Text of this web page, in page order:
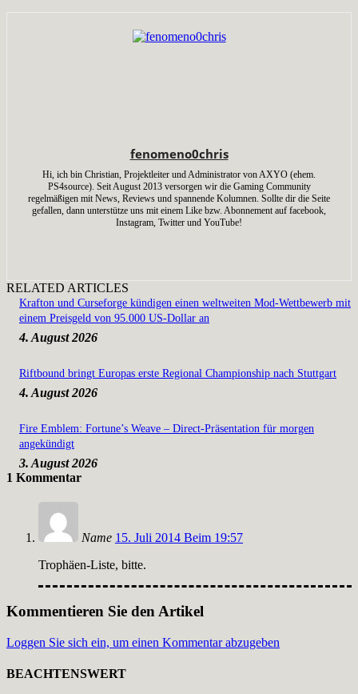
fenomeno0chris
Hi, ich bin Christian, Projektleiter und Administrator von AXYO (ehem.
PS4source). Seit August 2013 versorgen wir die Gaming Community
regelmäßigen mit News, Reviews und spannende Kolumnen. Sollte dir die Seite
gefallen, dann unterstütze uns mit einem Like bzw. Abonnement auf facebook,
Instagram, Twitter und YouTube!
RELATED ARTICLES
Krafton und Curseforge kündigen einen weltweiten Mod-Wettbewerb mit
einem Preisgeld von 95.000 US-Dollar an
4. August 2026
Riftbound bringt Europas erste Regional Championship nach Stuttgart
4. August 2026
Fire Emblem: Fortune’s Weave – Direct-Präsentation für morgen
angekündigt
3. August 2026
1 Kommentar
Name 15. Juli 2014 Beim 19:57
Trophäen-Liste, bitte.
Kommentieren Sie den Artikel
Loggen Sie sich ein, um einen Kommentar abzugeben
BEACHTENSWERT